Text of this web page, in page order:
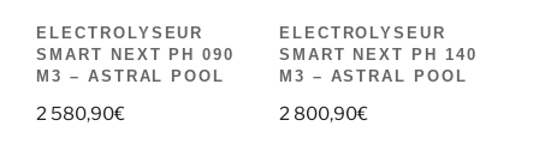
ELECTROLYSEUR
SMART NEXT PH 090
M3 – ASTRAL POOL
2 580,90€
ELECTROLYSEUR
SMART NEXT PH 140
M3 – ASTRAL POOL
2 800,90€